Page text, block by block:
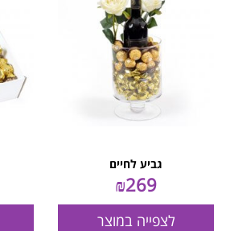
גביע לחיים
₪269
לצפייה במוצר